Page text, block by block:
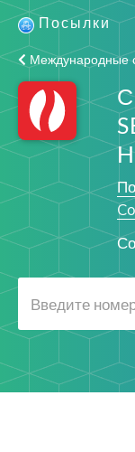
Посылки
Международные